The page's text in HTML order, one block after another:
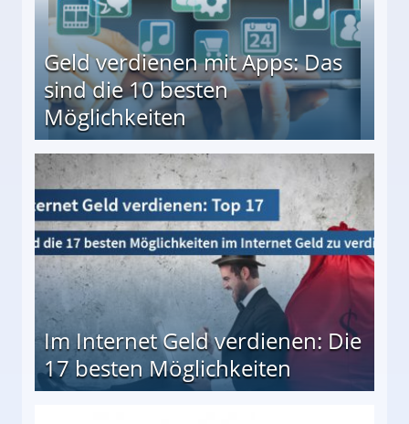
Geld verdienen mit Apps: Das
sind die 10 besten
Möglichkeiten
besten Möglichkeiten
Im Internet Geld verdienen: Die
17 besten Möglichkeiten